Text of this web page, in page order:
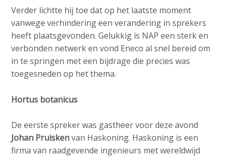
Verder lichtte hij toe dat op het laatste moment
vanwege verhindering een verandering in sprekers
heeft plaatsgevonden. Gelukkig is NAP een sterk en
verbonden netwerk en vond Eneco al snel bereid om
in te springen met een bijdrage die precies was
toegesneden op het thema.
Hortus botanicus
De eerste spreker was gastheer voor deze avond
Johan Pruiskenvan Haskoning. Haskoning is een
firma van raadgevende ingenieurs met wereldwijd